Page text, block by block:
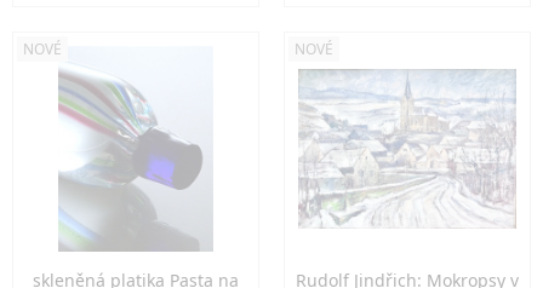
NOVÉ
skleněná platika Pasta na
NOVÉ
Rudolf Jindřich: Mokropsy v